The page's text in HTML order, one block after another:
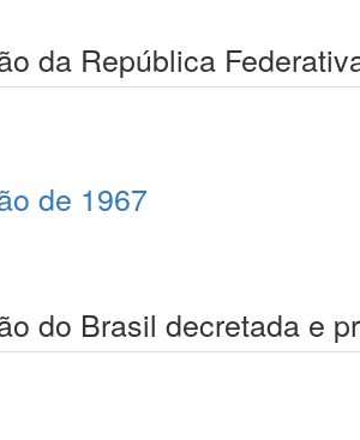
da República
de 1967
do Brasil decretada e